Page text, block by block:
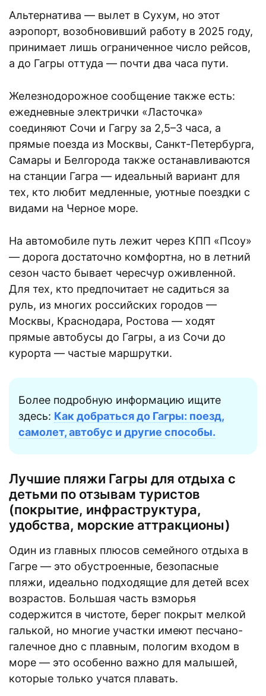
Альтернатива — вылет в Сухум, но этот
аэропорт, возобновивший работу в 2025 году,
принимает лишь ограниченное число рейсов,
а до Гагры оттуда — почти два часа пути.
Железнодорожное сообщение также есть:
ежедневные электрички «Ласточка»
соединяют Сочи и Гагру за 2,5–3 часа, а
прямые поезда из Москвы, Санкт-Петербурга,
Самары и Белгорода также останавливаются
на станции Гагра — идеальный вариант для
тех, кто любит медленные, уютные поездки с
видами на Черное море.
На автомобиле путь лежит через КПП «Псоу»
— дорога достаточно комфортна, но в летний
сезон часто бывает чересчур оживленной.
Для тех, кто предпочитает не садиться за
руль, из многих российских городов —
Москвы, Краснодара, Ростова — ходят
прямые автобусы до Гагры, а из Сочи до
курорта — частые маршрутки.
Более подробную информацию ищите
здесь: Как добраться до Гагры: поезд,
самолет, автобус и другие способы.
Лучшие пляжи Гагры для отдыха с
детьми по отзывам туристов
(покрытие, инфраструктура,
удобства, морские аттракционы)
Один из главных плюсов семейного отдыха в
Гагре — это обустроенные, безопасные
пляжи, идеально подходящие для детей всех
возрастов. Большая часть взморья
содержится в чистоте, берег покрыт мелкой
галькой, но многие участки имеют песчано-
галечное дно с плавным, пологим входом в
море — это особенно важно для малышей,
которые только учатся плавать.